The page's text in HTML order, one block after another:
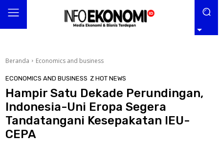
Beranda Economics and business
ECONOMICS AND BUSINESS Z HOT NEWS
Hampir Satu Dekade Perundingan,
Indonesia-Uni Eropa Segera
Tandatangani Kesepakatan IEU-
CEPA